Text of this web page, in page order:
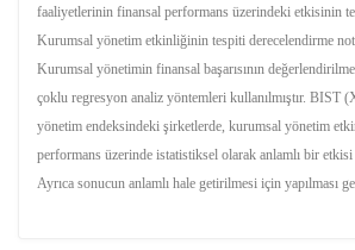
faaliyetlerinin finansal performans üzerindeki etkisinin
Kurumsal yönetim etkinliğinin tespiti derecelendirme
Kurumsal yönetimin finansal başarısının
çoklu regresyon analiz yöntemleri kullanılmıştır. BIST
yönetim endeksindeki şirketlerde, kurumsal yönetim
performans üzerinde istatistiksel olarak anlamlı bir
Ayrıca sonucun anlamlı hale getirilmesi için yapılması